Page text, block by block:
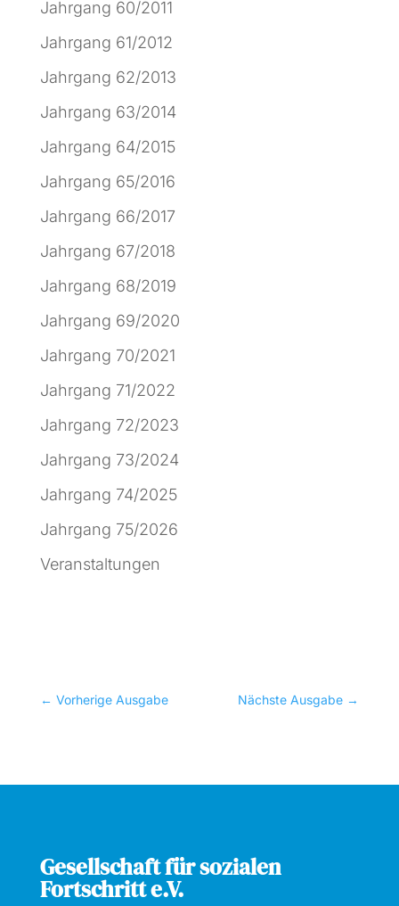
Jahrgang 60/2011
Jahrgang 61/2012
Jahrgang 62/2013
Jahrgang 63/2014
Jahrgang 64/2015
Jahrgang 65/2016
Jahrgang 66/2017
Jahrgang 67/2018
Jahrgang 68/2019
Jahrgang 69/2020
Jahrgang 70/2021
Jahrgang 71/2022
Jahrgang 72/2023
Jahrgang 73/2024
Jahrgang 74/2025
Jahrgang 75/2026
Veranstaltungen
← Vorherige Ausgabe Nächste Ausgabe →
Gesellschaft für sozialen
Fortschritt e.V.